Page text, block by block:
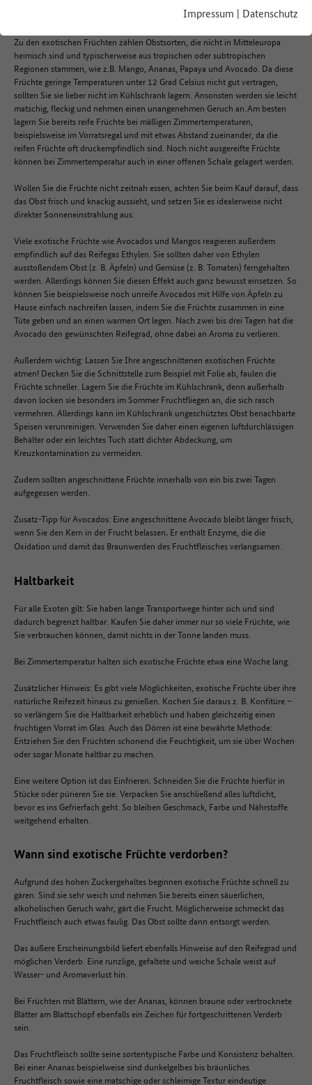
Impressum | Datenschutz
Zu den exotischen Früchten zählen Obstsorten, die nicht in Mitteleuropa
heimisch sind und typischerweise aus tropischen oder subtropischen
Regionen stammen, wie z.B. Mango, Ananas, Papaya und Avocado. Da diese
Früchte geringe Temperaturen unter 12 Grad Celsius nicht gut vertragen,
sollten Sie sie lieber nicht im Kühlschrank lagern. Ansonsten werden sie leicht
matschig, fleckig und nehmen einen unangenehmen Geruch an. Am besten
lagern Sie bereits reife Früchte bei mäßigen Zimmertemperaturen,
beispielsweise im Vorratsregal und mit etwas Abstand zueinander, da die
reifen Früchte oft druckempfindlich sind. Noch nicht ausgereifte Früchte
können bei Zimmertemperatur auch in einer offenen Schale gelagert werden.
Wollen Sie die Früchte nicht zeitnah essen, achten Sie beim Kauf darauf, dass
das Obst frisch und knackig aussieht, und setzen Sie es idealerweise nicht
direkter Sonneneinstrahlung aus.
Viele exotische Früchte wie Avocados und Mangos reagieren außerdem
empfindlich auf das Reifegas Ethylen. Sie sollten daher von Ethylen
ausstoßendem Obst (z. B. Äpfeln) und Gemüse (z. B. Tomaten) ferngehalten
werden. Allerdings können Sie diesen Effekt auch ganz bewusst einsetzen. So
können Sie beispielsweise noch unreife Avocados mit Hilfe von Äpfeln zu
Hause einfach nachreifen lassen, indem Sie die Früchte zusammen in eine
Tüte geben und an einen warmen Ort legen. Nach zwei bis drei Tagen hat die
Avocado den gewünschten Reifegrad, ohne dabei an Aroma zu verlieren.
Außerdem wichtig: Lassen Sie Ihre angeschnittenen exotischen Früchte
atmen! Decken Sie die Schnittstelle zum Beispiel mit Folie ab, faulen die
Früchte schneller. Lagern Sie die Früchte im Kühlschrank, denn außerhalb
davon locken sie besonders im Sommer Fruchtfliegen an, die sich rasch
vermehren. Allerdings kann im Kühlschrank ungeschütztes Obst benachbarte
Speisen verunreinigen. Verwenden Sie daher einen eigenen luftdurchlässigen
Behälter oder ein leichtes Tuch statt dichter Abdeckung, um
Kreuzkontamination zu vermeiden.
Zudem sollten angeschnittene Früchte innerhalb von ein bis zwei Tagen
aufgegessen werden.
Zusatz-Tipp für Avocados: Eine angeschnittene Avocado bleibt länger frisch,
wenn Sie den Kern in der Frucht belassen. Er enthält Enzyme, die die
Oxidation und damit das Braunwerden des Fruchtfleisches verlangsamen.
Haltbarkeit
Für alle Exoten gilt: Sie haben lange Transportwege hinter sich und sind
dadurch begrenzt haltbar. Kaufen Sie daher immer nur so viele Früchte, wie
Sie verbrauchen können, damit nichts in der Tonne landen muss.
Bei Zimmertemperatur halten sich exotische Früchte etwa eine Woche lang.
Zusätzlicher Hinweis: Es gibt viele Möglichkeiten, exotische Früchte über ihre
natürliche Reifezeit hinaus zu genießen. Kochen Sie daraus z. B. Konfitüre –
so verlängern Sie die Haltbarkeit erheblich und haben gleichzeitig einen
fruchtigen Vorrat im Glas. Auch das Dörren ist eine bewährte Methode:
Entziehen Sie den Früchten schonend die Feuchtigkeit, um sie über Wochen
oder sogar Monate haltbar zu machen.
Eine weitere Option ist das Einfrieren. Schneiden Sie die Früchte hierfür in
Stücke oder pürieren Sie sie. Verpacken Sie anschließend alles luftdicht,
bevor es ins Gefrierfach geht. So bleiben Geschmack, Farbe und Nährstoffe
weitgehend erhalten.
Wann sind exotische Früchte verdorben?
Aufgrund des hohen Zuckergehaltes beginnen exotische Früchte schnell zu
gären. Sind sie sehr weich und nehmen Sie bereits einen säuerlichen,
alkoholischen Geruch wahr, gärt die Frucht. Möglicherweise schmeckt das
Fruchtfleisch auch etwas faulig. Das Obst sollte dann entsorgt werden.
Das äußere Erscheinungsbild liefert ebenfalls Hinweise auf den Reifegrad und
möglichen Verderb. Eine runzlige, gefaltete und weiche Schale weist auf
Wasser- und Aromaverlust hin.
Bei Früchten mit Blättern, wie der Ananas, können braune oder vertrocknete
Blätter am Blattschopf ebenfalls ein Zeichen für fortgeschrittenen Verderb
sein.
Das Fruchtfleisch sollte seine sortentypische Farbe und Konsistenz behalten.
Bei einer Ananas beispielweise sind dunkelgelbes bis bräunliches
Fruchtfleisch sowie eine matschige oder schleimige Textur eindeutige